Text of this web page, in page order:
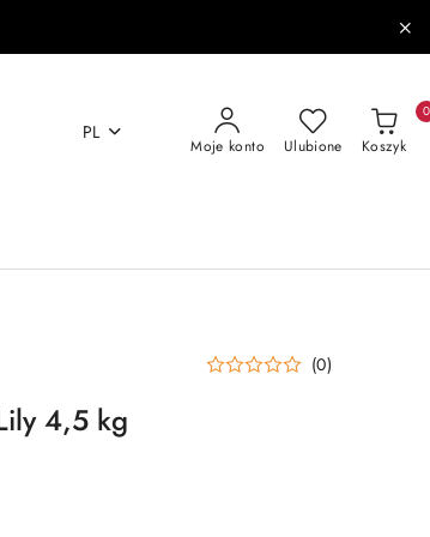
PL
Moje konto Ulubione Koszyk
0
(0)
4,5 kg